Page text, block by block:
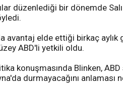
düzenlediği bir dönemde
avantaj elde ettiği birkaç
ABD'li yetkili oldu.
konuşmasında Blinken,
durmayacağını